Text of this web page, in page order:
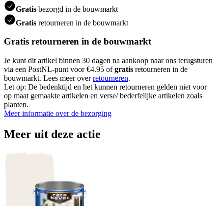
Gratis bezorgd in de bouwmarkt
Gratis retourneren in de bouwmarkt
Gratis retourneren in de bouwmarkt
Je kunt dit artikel binnen 30 dagen na aankoop naar ons terugsturen
via een PostNL-punt voor €4.95 ofgratis retourneren in de
bouwmarkt. Lees meer overretourneren.
Let op: De bedenktijd en het kunnen retourneren gelden niet voor
op maat gemaakte artikelen en verse/ bederfelijke artikelen zoals
planten.
Meer informatie over de bezorging
Meer uit deze actie